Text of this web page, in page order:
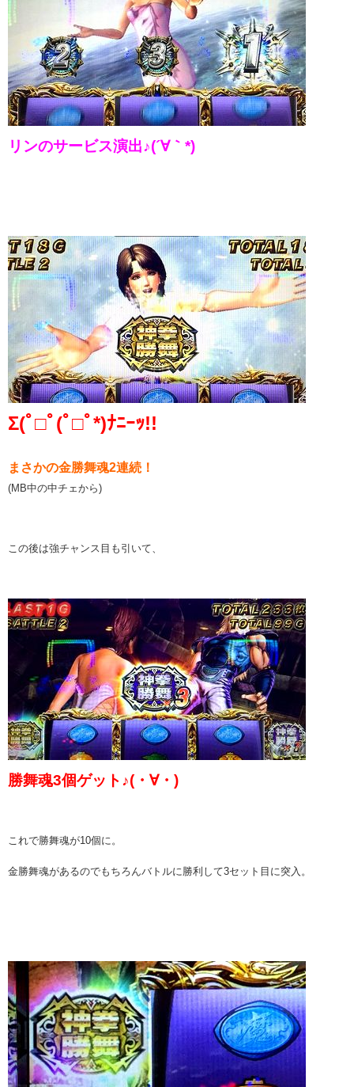
リンのサービス演出♪(´∀｀*)
Σ(ﾟ□ﾟ(ﾟ□ﾟ*)ﾅﾆｰｯ!!
まさかの金勝舞魂2連続！
(MB中の中チェから)
この後は強チャンス目も引いて、
勝舞魂3個ゲット♪(・∀・)
これで勝舞魂が10個に。
金勝舞魂があるのでもちろんバトルに勝利して3セット目に突入。